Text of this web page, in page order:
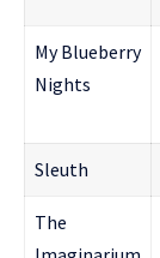
My Blueberry
Nights
Sleuth
The